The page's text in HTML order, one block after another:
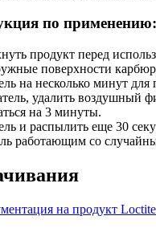
по применению:
продукт перед
поверхности
на несколько минут для
удалить воздушный
на 3 минуты.
и распылить еще 30
работающим со
на продукт